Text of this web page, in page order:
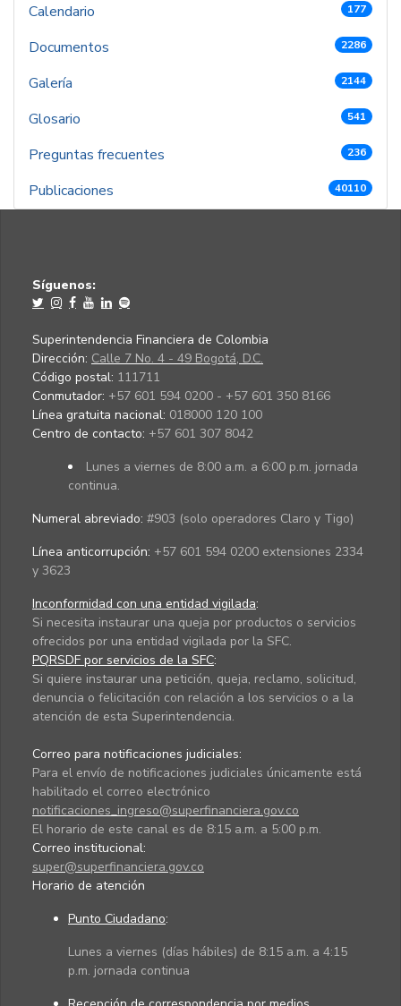
Calendario
177
Documentos 2286
Galería 2144
Glosario 541
Preguntas frecuentes 236
Publicaciones 40110
Síguenos:
Superintendencia Financiera de Colombia
Dirección: Calle 7 No. 4 - 49 Bogotá, D.C.
Código postal: 111711
Conmutador: +57 601 594 0200 - +57 601 350 8166
Línea gratuita nacional: 018000 120 100
Centro de contacto: +57 601 307 8042
Lunes a viernes de 8:00 a.m. a 6:00 p.m. jornada
continua.
Numeral abreviado: #903 (solo operadores Claro y Tigo)
Línea anticorrupción: +57 601 594 0200 extensiones 2334
y 3623
Inconformidad con una entidad vigilada:
Si necesita instaurar una queja por productos o servicios
ofrecidos por una entidad vigilada por la SFC.
PQRSDF por servicios de la SFC:
Si quiere instaurar una petición, queja, reclamo, solicitud,
denuncia o felicitación con relación a los servicios o a la
atención de esta Superintendencia.
Correo para notificaciones judiciales:
Para el envío de notificaciones judiciales únicamente está
habilitado el correo electrónico
notificaciones_ingreso@superfinanciera.gov.co
El horario de este canal es de 8:15 a.m. a 5:00 p.m.
Correo institucional:
super@superfinanciera.gov.co
Horario de atención
Punto Ciudadano:
Lunes a viernes (días hábiles) de 8:15 a.m. a 4:15
p.m. jornada continua